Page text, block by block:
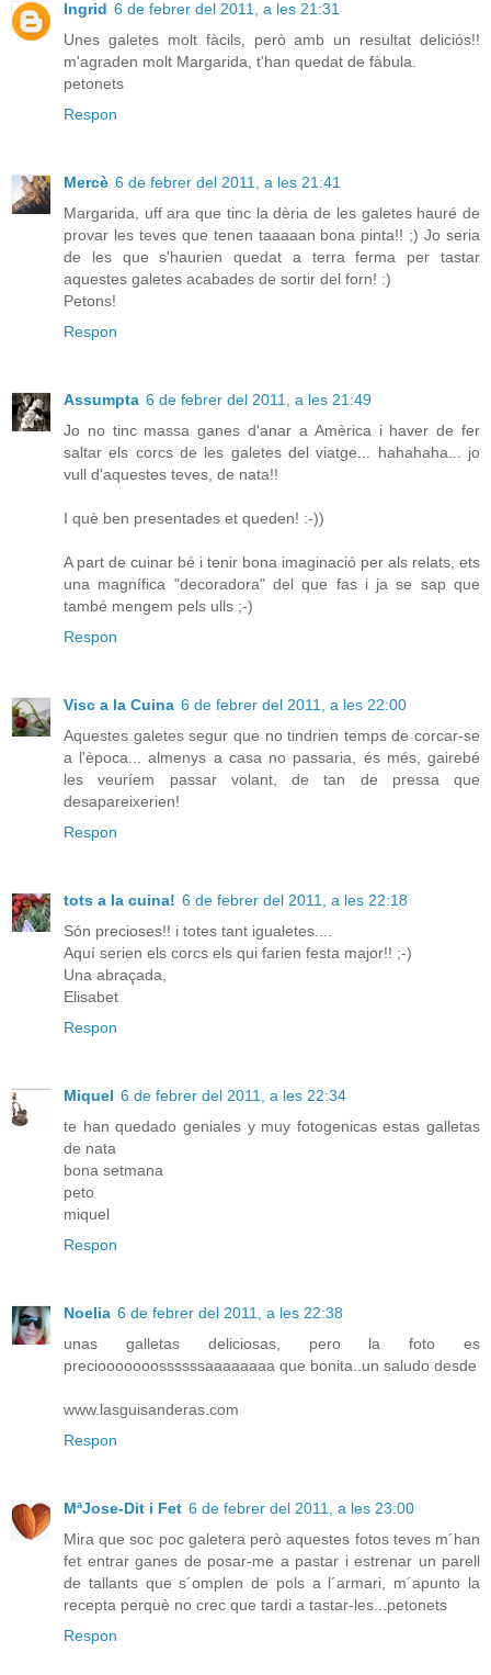
Ingrid 6 de febrer del 2011, a les 21:31
Unes galetes molt fàcils, però amb un resultat deliciós!!
m'agraden molt Margarida, t'han quedat de fàbula.
petonets
Respon
Mercè 6 de febrer del 2011, a les 21:41
Margarida, uff ara que tinc la dèria de les galetes hauré de
provar les teves que tenen taaaaan bona pinta!! ;) Jo seria
de les que s'haurien quedat a terra ferma per tastar
aquestes galetes acabades de sortir del forn! :)
Petons!
Respon
Assumpta 6 de febrer del 2011, a les 21:49
Jo no tinc massa ganes d'anar a Amèrica i haver de fer
saltar els corcs de les galetes del viatge... hahahaha... jo
vull d'aquestes teves, de nata!!
I què ben presentades et queden! :-))
A part de cuinar bé i tenir bona imaginació per als relats, ets
una magnífica "decoradora" del que fas i ja se sap que
també mengem pels ulls ;-)
Respon
Visc a la Cuina 6 de febrer del 2011, a les 22:00
Aquestes galetes segur que no tindrien temps de corcar-se
a l'època... almenys a casa no passaria, és més, gairebé
les veuríem passar volant, de tan de pressa que
desapareixerien!
Respon
tots a la cuina! 6 de febrer del 2011, a les 22:18
Són precioses!! i totes tant igualetes....
Aquí serien els corcs els qui farien festa major!! ;-)
Una abraçada,
Elisabet
Respon
Miquel 6 de febrer del 2011, a les 22:34
te han quedado geniales y muy fotogenicas estas galletas
de nata
bona setmana
peto
miquel
Respon
Noelia 6 de febrer del 2011, a les 22:38
unas galletas deliciosas, pero la foto es
preciooooooossssssaaaaaaaa que bonita..un saludo desde
www.lasguisanderas.com
Respon
MªJose-Dit i Fet 6 de febrer del 2011, a les 23:00
Mira que soc poc galetera però aquestes fotos teves m´han
fet entrar ganes de posar-me a pastar i estrenar un parell
de tallants que s´omplen de pols a l´armari, m´apunto la
recepta perquè no crec que tardi a tastar-les...petonets
Respon